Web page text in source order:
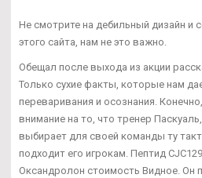
Не смотрите на дебильный дизайн и
этого сайта, нам не это важно.
Обещал после выхода из акции
Только сухие факты, которые нам
переваривания и осознания.
внимание на то, что тренер
выбирает для своей команды ту
подходит его игрокам. Пептид
Оксандролон стоимость Видное. Он